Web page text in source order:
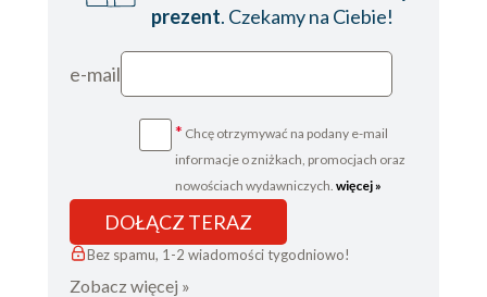
prezent. Czekamy na Ciebie!
e-mail
* Chcę otrzymywać na podany e-mail
informacje o zniżkach, promocjach oraz
nowościach wydawniczych. więcej »
DOŁĄCZ TERAZ
Bez spamu, 1-2 wiadomości tygodniowo!
Zobacz więcej »